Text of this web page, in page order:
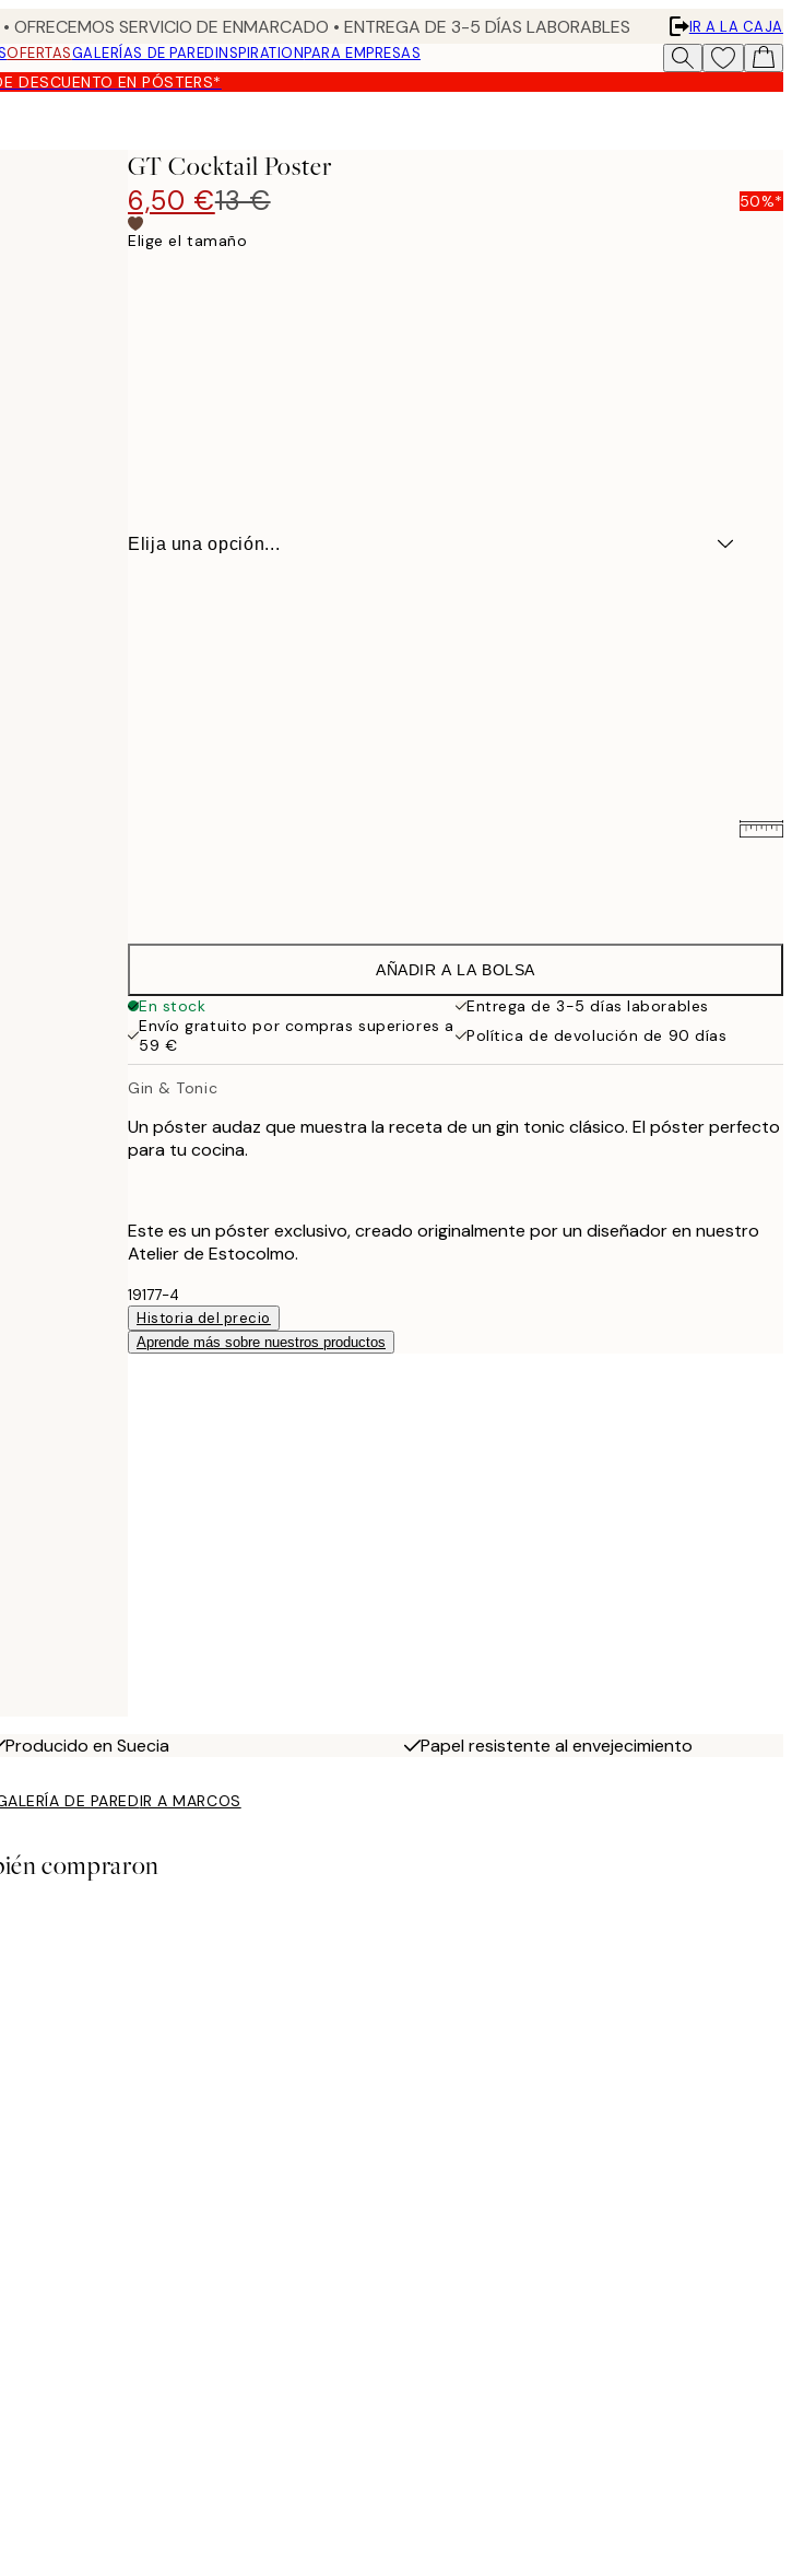
SERVICIO DE ENMARCADO • ENTREGA DE 3-5 DÍAS LABORABLES
IR A LA CAJA
OFERTASGALERÍAS DE PAREDINSPIRATIONPARA EMPRESAS
DESCUENTO EN PÓSTERS*
GT Cocktail Poster
6,50 €13 € 50%*
Elige el tamaño
Elija una opción...
19,95 €
AÑADIR A LA BOLSA
En stock
Entrega de 3-5 días laborables
Envío gratuito por compras superiores a
59 €
Política de devolución de 90 días
Gin & Tonic
Un póster audaz que muestra la receta de un gin tonic clásico. El póster perfecto
para tu cocina.
Este es un póster exclusivo, creado originalmente por un diseñador en nuestro
Atelier de Estocolmo.
19177-4
Historia del precio
Aprende más sobre nuestros productos
Producido en Suecia Papel resistente al envejecimiento
DE PAREDIR A MARCOS
compraron